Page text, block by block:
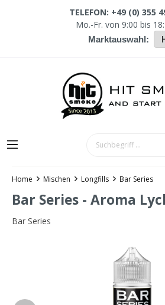
TELEFON: +49 (0) 355
Mo.-Fr. von 9:00 bis
Marktauswahl:
Home Mischen Longfills Bar Series
Bar Series - Aroma
Bar Series